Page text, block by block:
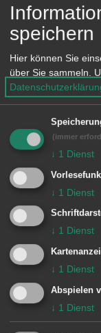
n
K
Maria-
Kita am
Keine
speichern
Hier können Sie
über Sie sammeln.
(immer
↓ 1 Dienst
↓ 1 Dienst
↓ 1 Dienst
↓ 1 Dienst
Abspielen
↓ 1 Dienst